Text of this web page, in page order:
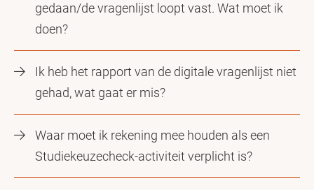
gedaan/de vragenlijst loopt vast. Wat moet ik
doen?
Ik heb het rapport van de digitale vragenlijst niet
gehad, wat gaat er mis?
Waar moet ik rekening mee houden als een
Studiekeuzecheck-activiteit verplicht is?